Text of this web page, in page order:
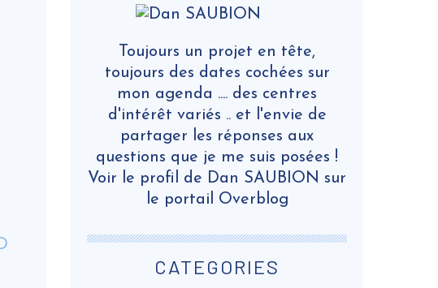
CATEGORIES
Toujours un projet en tête,
toujours des dates cochées sur
mon agenda .... des centres
d'intérêt variés .. et l'envie de
partager les réponses aux
questions que je me suis posées !
Voir le profil de Dan SAUBION sur
le portail Overblog